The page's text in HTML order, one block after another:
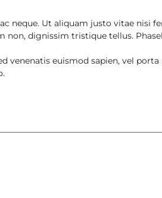
neque. Ut aliquam justo vitae nisi
non, dignissim tristique tellus.
venenatis euismod sapien, vel